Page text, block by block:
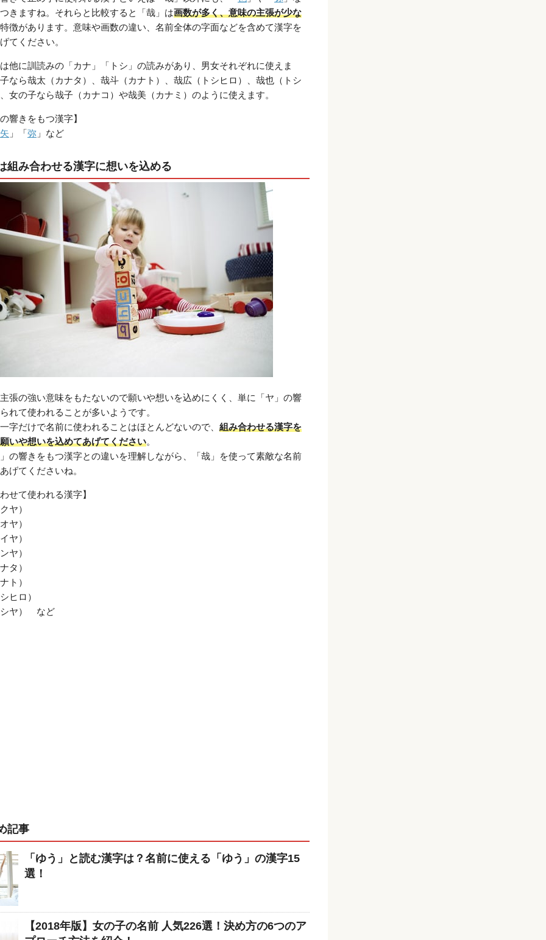
きますね。それらと比較すると「哉」は画数が多く、意味の主張が少な
徴があります。意味や画数の違い、名前全体の字面などを含めて漢字を
てください。
他に訓読みの「カナ」「トシ」の読みがあり、男女それぞれに使えま
なら哉太（カナタ）、哉斗（カナト）、哉広（トシヒロ）、哉也（トシ
女の子なら哉子（カナコ）や哉美（カナミ）のように使えます。
響きをもつ漢字】
矢 」「弥 」など
組み合わせる漢字に想いを込める
張の強い意味をもたないので願いや想いを込めにくく、単に「ヤ」の響
れて使われることが多いようです。
字だけで名前に使われることはほとんどないので、 組み合わせる漢字を
いや想いを込めてあげてください。
の響きをもつ漢字との違いを理解しながら、「哉」を使って素敵な名前
げてくださいね。
せて使われる漢字】
ヤ）
ヤ）
ヤ）
ヤ）
タ）
ト）
ヒロ）
ヤ） など
記事
「ゆう」と読む漢字は？名前に使える「ゆう」の漢字15
選！
【2018年版】女の子の名前 人気226選！決め方の6つのア